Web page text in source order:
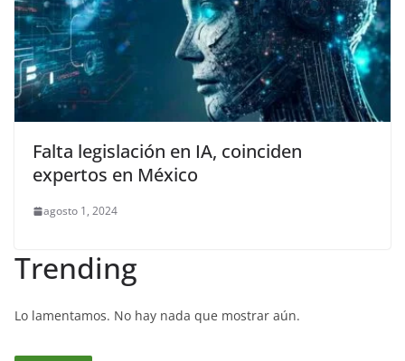
Falta legislación en IA, coinciden
expertos en México
agosto 1, 2024
Trending
Lo lamentamos. No hay nada que mostrar aún.